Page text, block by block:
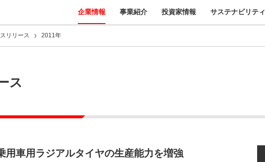
企業情報 事業紹介 投資家情報 サステナビリティ
リリース 2011年
ス
用車用ラジアルタイヤの生産能力を増強